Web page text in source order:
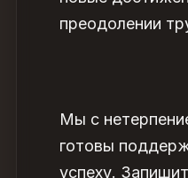
преодолении
Мы с
готовы
успеху.